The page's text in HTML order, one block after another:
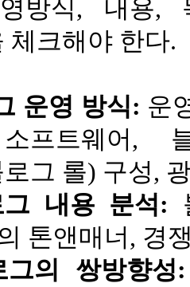
방식 , 내용,
체크해야 한다.
운영 방식: 운
프트웨어 ,
로그 롤) 구성,
그 내용 분석:
톤앤매너 , 경
그의 쌍방향성: